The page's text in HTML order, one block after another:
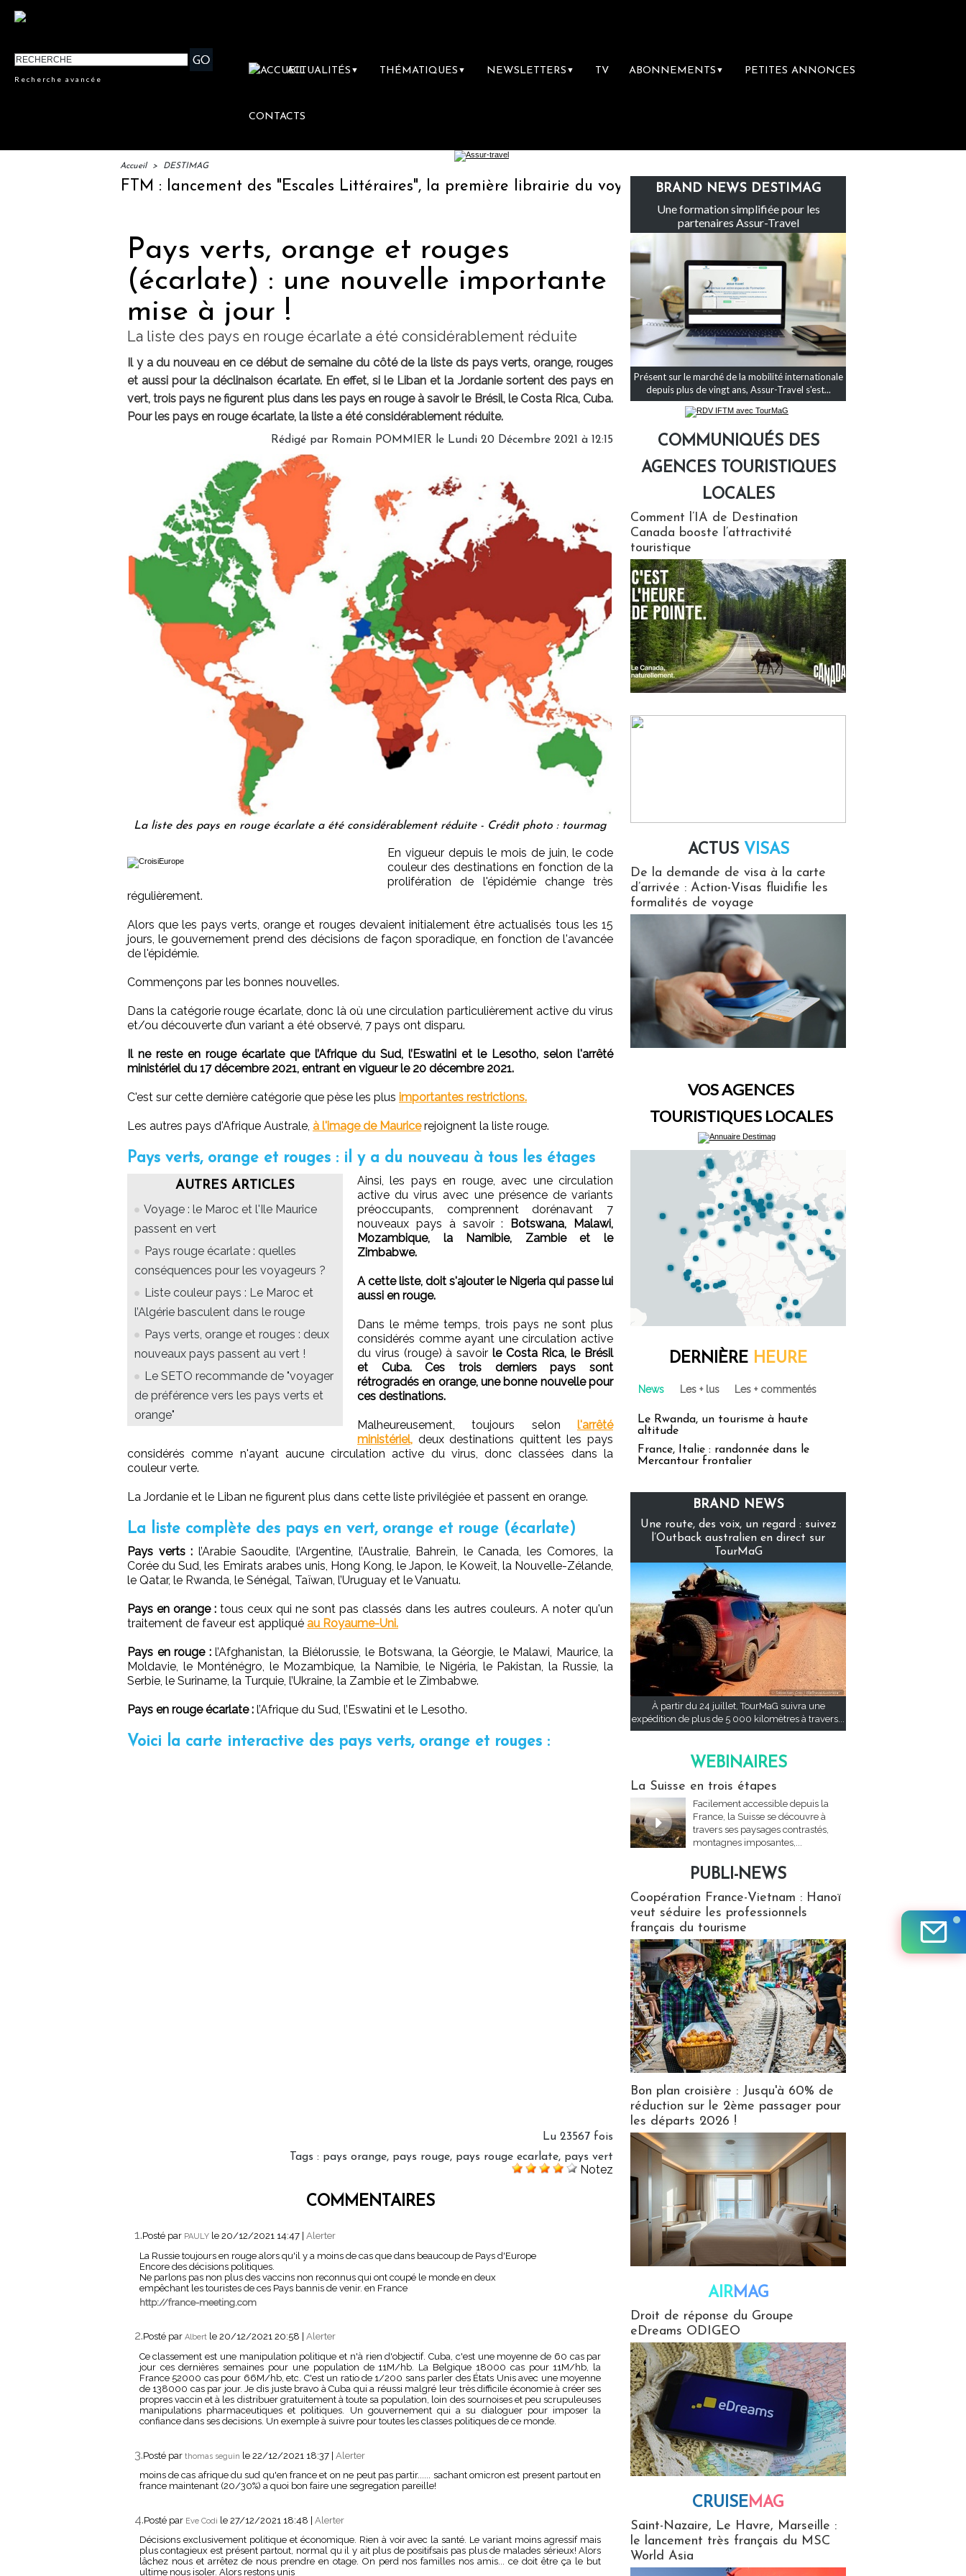
Recherche avancée
ACTUALITÉS ▼ THÉMATIQUES ▼ NEWSLETTERS ▼ TV ABONNEMENTS ▼ PETITES ANNONCES
CONTACTS
Accueil > DESTIMAG
IFTM : lancement des "Escales Littéraires", la première librairie du voyage Le groupe Sainte-Claire rachète Eden Tour
Pays verts, orange et rouges
(écarlate) : une nouvelle importante
mise à jour !
La liste des pays en rouge écarlate a été considérablement réduite
Il y a du nouveau en ce début de semaine du côté de la liste ds pays verts, orange, rouges
et aussi pour la déclinaison écarlate. En effet, si le Liban et la Jordanie sortent des pays en
vert, trois pays ne figurent plus dans les pays en rouge à savoir le Brésil, le Costa Rica, Cuba.
Pour les pays en rouge écarlate, la liste a été considérablement réduite.
Rédigé par Romain POMMIER le Lundi 20 Décembre 2021 à 12:15
La liste des pays en rouge écarlate a été considérablement réduite - Crédit photo : tourmag
En vigueur depuis le mois de juin, le code
couleur des destinations en fonction de la
prolifération de l'épidémie change très
régulièrement.
Alors que les pays verts, orange et rouges devaient initialement être actualisés tous les 15
jours, le gouvernement prend des décisions de façon sporadique, en fonction de l'avancée
de l'épidémie.
Commençons par les bonnes nouvelles.
Dans la catégorie rouge écarlate, donc là où une circulation particulièrement active du virus
et/ou découverte d’un variant a été observé, 7 pays ont disparu.
Il ne reste en rouge écarlate que l’Afrique du Sud, l’Eswatini et le Lesotho, selon l'arrêté
ministériel du 17 décembre 2021, entrant en vigueur le 20 décembre 2021.
C'est sur cette dernière catégorie que pèse les plus importantes restrictions.
Les autres pays d'Afrique Australe, à l'image de Mauricerejoignent la liste rouge.
Pays verts, orange et rouges : il y a du nouveau à tous les étages
AUTRES ARTICLES
Voyage : le Maroc et l'Ile Maurice
passent en vert
Pays rouge écarlate : quelles
conséquences pour les voyageurs ?
Liste couleur pays : Le Maroc et
l’Algérie basculent dans le rouge
Pays verts, orange et rouges : deux
nouveaux pays passent au vert !
Le SETO recommande de "voyager
de préférence vers les pays verts et
orange"
Ainsi, les pays en rouge, avec une circulation
active du virus avec une présence de variants
préoccupants, comprennent dorénavant 7
nouveaux pays à savoir : Botswana, Malawi,
Mozambique, la Namibie, Zambie et le
Zimbabwe.
A cette liste, doit s'ajouter le Nigeria qui passe lui
aussi en rouge.
Dans le même temps, trois pays ne sont plus
considérés comme ayant une circulation active
du virus (rouge) à savoir le Costa Rica, le Brésil
et Cuba. Ces trois derniers pays sont
rétrogradés en orange, une bonne nouvelle pour
ces destinations.
Malheureusement, toujours selon l'arrêté
ministériel, deux destinations quittent les pays
considérés comme n'ayant aucune circulation active du virus, donc classées dans la
couleur verte.
La Jordanie et le Liban ne figurent plus dans cette liste privilégiée et passent en orange.
La liste complète des pays en vert, orange et rouge (écarlate)
Pays verts : l’Arabie Saoudite, l’Argentine, l’Australie, Bahreïn, le Canada, les Comores, la
Corée du Sud, les Emirats arabes unis, Hong Kong, le Japon, le Koweït, la Nouvelle-Zélande,
le Qatar, le Rwanda, le Sénégal, Taïwan, l’Uruguay et le Vanuatu.
Pays en orange : tous ceux qui ne sont pas classés dans les autres couleurs. A noter qu'un
traitement de faveur est appliqué au Royaume-Uni.
Pays en rouge :l’Afghanistan, la Biélorussie, le Botswana, la Géorgie, le Malawi, Maurice, la
Moldavie, le Monténégro, le Mozambique, la Namibie, le Nigéria, le Pakistan, la Russie, la
Serbie, le Suriname, la Turquie, l’Ukraine, la Zambie et le Zimbabwe.
Pays en rouge écarlate : l’Afrique du Sud, l’Eswatini et le Lesotho.
Voici la carte interactive des pays verts, orange et rouges :
Lu 23567 fois
Tags : pays orange, pays rouge, pays rouge ecarlate, pays vert
Notez
COMMENTAIRES
1.Posté par PAULY le 20/12/2021 14:47 Alerter
La Russie toujours en rouge alors qu'il y a moins de cas que dans beaucoup de Pays d'Europe
Encore des décisions politiques.
Ne parlons pas non plus des vaccins non reconnus qui ont coupé le monde en deux
empêchant les touristes de ces Pays bannis de venir. en France
http://france-meeting.com
2.Posté par Albert le 20/12/2021 20:58
Alerter
Ce classement est une manipulation politique et n'à rien d'objectif. Cuba, c'est une moyenne de 60 cas par
jour ces dernières semaines pour une population de 11M/hb. La Belgique 18000 cas pour 11M/hb, la
France 52000 cas pour 66M/hb, etc. C'est un ratio de 1/200 sans parler des États Unis avec une moyenne
de 138000 cas par jour. Je dis juste bravo à Cuba qui a réussi malgré leur très difficile économie à créer ses
propres vaccin et à les distribuer gratuitement à toute sa population, loin des sournoises et peu scrupuleuses
manipulations pharmaceutiques et politiques. Un gouvernement qui a su dialoguer pour imposer la
confiance dans ses decisions. Un exemple à suivre pour toutes les classes politiques de ce monde.
3.Posté par thomas seguin le 22/12/2021 18:37 | Alerter
moins de cas afrique du sud qu'en france et on ne peut pas partir...... sachant omicron est present partout en
france maintenant (20/30%) a quoi bon faire une segregation pareille!
4.Posté par Eve Codi le 27/12/2021 18:48 | Alerter
Décisions exclusivement politique et économique. Rien à voir avec la santé. Le variant moins agressif mais
plus contagieux est présent partout, normal qu il y ait plus de positifsais pas plus de malades sérieux! Alors
lâchez nous et arrêtez de nous prendre en otage. On perd nos familles nos amis... ce doit être ça le but
ultime nous isoler. Alors restons unis
BRAND NEWS DESTIMAG
Une formation simplifiée pour les
partenaires Assur-Travel
Présent sur le marché de la mobilité internationale
depuis plus de vingt ans, Assur-Travel s'est...
COMMUNIQUÉS DES
AGENCES TOURISTIQUES
LOCALES
Comment l’IA de Destination
Canada booste l’attractivité
touristique
ACTUS VISAS
De la demande de visa à la carte
d’arrivée : Action-Visas fluidifie les
formalités de voyage
VOS AGENCES
TOURISTIQUES LOCALES
DERNIÈRE HEURE
News Les + lus Les + commentés
Le Rwanda, un tourisme à haute
altitude
France, Italie : randonnée dans le
Mercantour frontalier
BRAND NEWS
Une route, des voix, un regard : suivez
l’Outback australien en direct sur
TourMaG
À partir du 24 juillet, TourMaG suivra une
expédition de plus de 5 000 kilomètres à travers...
WEBINAIRES
La Suisse en trois étapes
Facilement accessible depuis la
France, la Suisse se découvre à
travers ses paysages contrastés,
montagnes imposantes,...
PUBLI-NEWS
Coopération France-Vietnam : Hanoï
veut séduire les professionnels
français du tourisme
Bon plan croisière : Jusqu'à 60% de
réduction sur le 2ème passager pour
les départs 2026 !
AIRMAG
Droit de réponse du Groupe
eDreams ODIGEO
CRUISEMAG
Saint-Nazaire, Le Havre, Marseille :
le lancement très français du MSC
World Asia